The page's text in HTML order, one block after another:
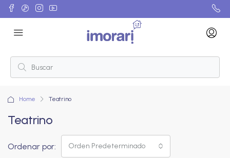
Home Teatrino
Teatrino
Ordenar por: Orden Predeterminado